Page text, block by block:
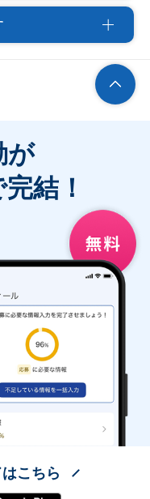
が
結！
こちら